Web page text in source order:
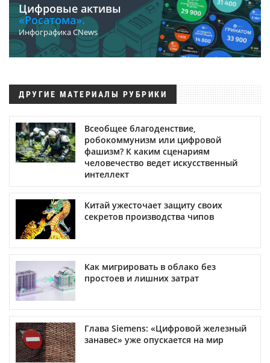
Цифровые активы
«Росатома».
Инфографика CNews
ДРУГИЕ МАТЕРИАЛЫ РУБРИКИ
Всеобщее благоденствие,
робокоммунизм или цифровой
фашизм? К каким сценариям
человечество ведет искусственный
интеллект
Китай ужесточает защиту своих
секретов производства чипов
Как мигрировать в облако без
простоев и лишних затрат
Глава Siemens: «Цифровой железный
занавес» уже опускается на мир